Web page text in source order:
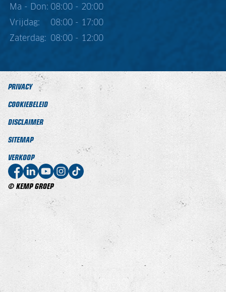
Ma - Don: 08:00 - 20:00
Vrijdag:
08:00 - 17:00
Zaterdag:
08:00 - 12:00
© KEMP GROEP
PRIVACY
COOKIEBELEID
DISCLAIMER
SITEMAP
VERKOOP